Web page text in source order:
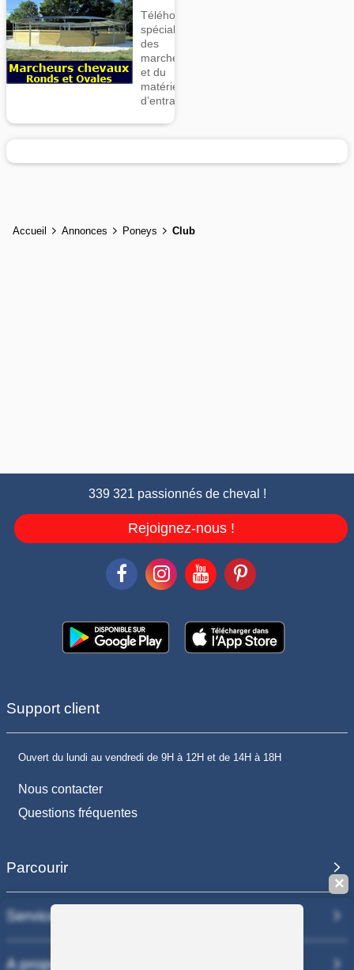
Téléhorse,
spécialiste
des
marcheurs
et du
matériel
d’entrainement
Accueil Annonces Poneys Club
339 321 passionnés de cheval !
Rejoignez-nous !
Support client
Ouvert du lundi au vendredi de 9H à 12H et de 14H à 18H
Nous contacter
Questions fréquentes
Parcourir
Services
A propos
✕